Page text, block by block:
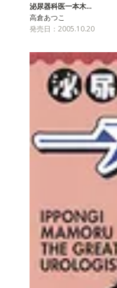
泌尿器科医一本木…
高倉あつこ
発売日：2005.10.20